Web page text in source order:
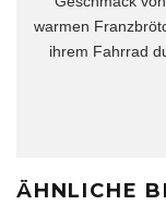
warmen
ihrem Fahrrad
ÄHNLICHE